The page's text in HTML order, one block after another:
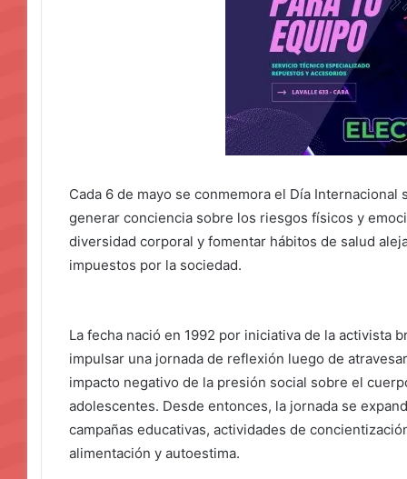
Cada 6 de mayo se conmemora el Día
generar conciencia sobre los riesgos físicos y
diversidad corporal y fomentar hábitos de salud
impuestos por la sociedad.
La fecha nació en 1992 por iniciativa de la activista
impulsar una jornada de reflexión luego de
impacto negativo de la presión social sobre el
adolescentes. Desde entonces, la jornada se
campañas educativas, actividades de
alimentación y autoestima.